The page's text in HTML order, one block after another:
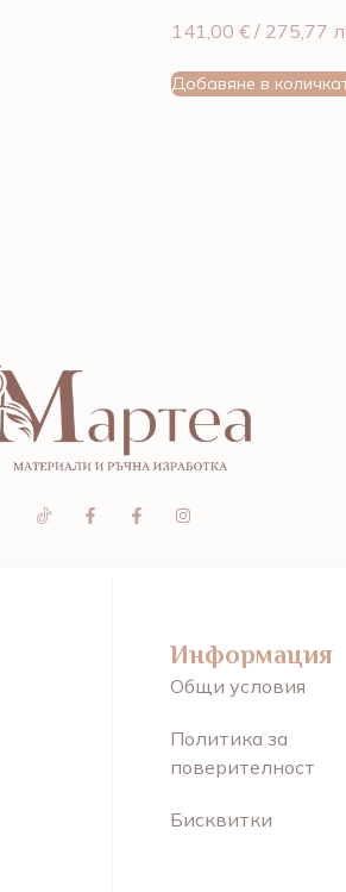
141,00 €/ 275,77
Добавяне в
Информация
Общи условия
Политика за
поверителност
Бисквитки